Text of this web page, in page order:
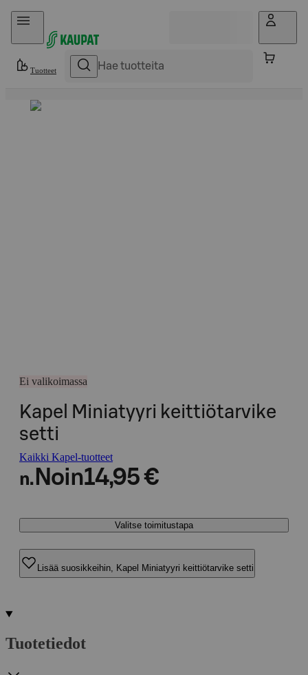
Hyppää sisältöön
Tuotteet
Ei valikoimassa
Kapel Miniatyyri keittiötarvike
setti
Kaikki Kapel-tuotteet
n. Noin14,95 €
Valitse toimitustapa
Lisää suosikkeihin, Kapel Miniatyyri keittiötarvike setti
Tuotetiedot